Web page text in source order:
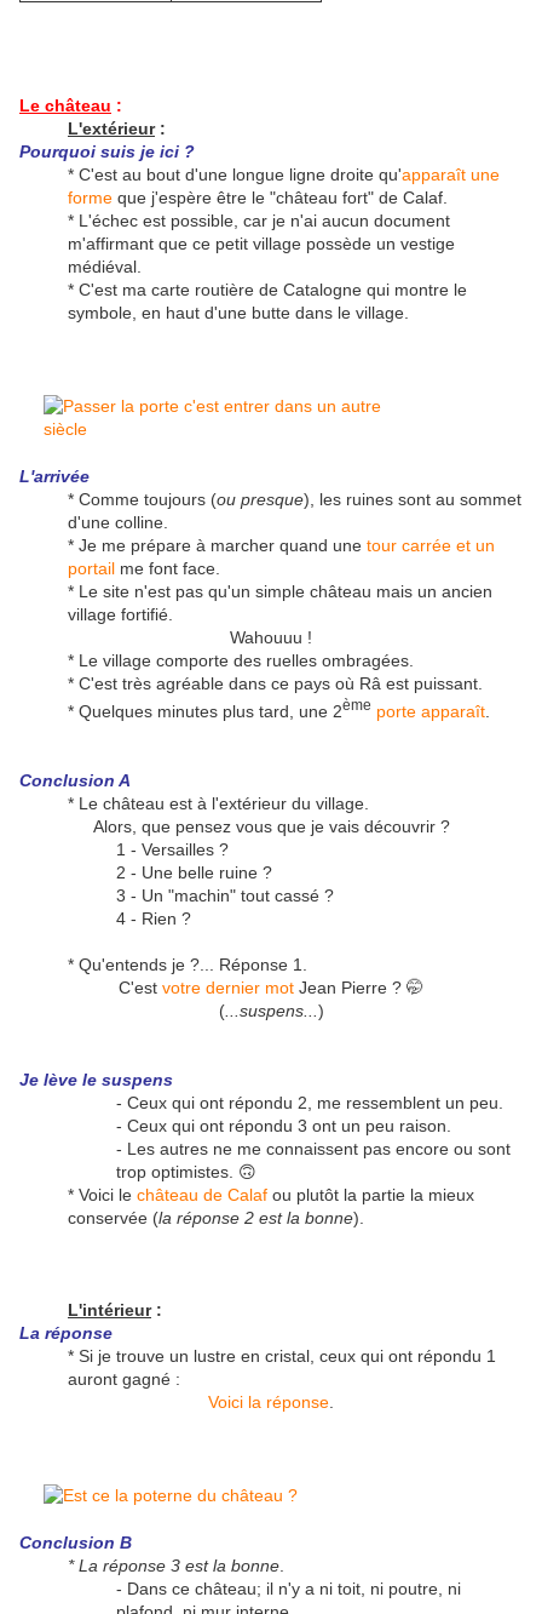
Le château :
L'extérieur:
Pourquoi suis je ici ?
* C'est au bout d'une longue ligne droite qu'apparaît une
forme que j'espère être le "château fort" de Calaf.
* L'échec est possible, car je n'ai aucun document
m'affirmant que ce petit village possède un vestige
médiéval.
* C'est ma carte routière de Catalogne qui montre le
symbole, en haut d'une butte dans le village.
L'arrivée
* Comme toujours (ou presque), les ruines sont au sommet
d'une colline.
* Je me prépare à marcher quand une tour carrée et un
portail me font face.
* Le site n'est pas qu'un simple château mais un ancien
village fortifié.
Wahouuu !
* Le village comporte des ruelles ombragées.
* C'est très agréable dans ce pays où Râ est puissant.
* Quelques minutes plus tard, une 2ème porte apparaît
Conclusion A
* Le château est à l'extérieur du village.
Alors, que pensez vous que je vais découvrir ?
1 - Versailles ?
2 - Une belle ruine ?
3 - Un "machin" tout cassé ?
4 - Rien ?
* Qu'entends je ?... Réponse 1.
C'est votre dernier mot Jean Pierre ? 🤭
(...suspens... )
Je lève le suspens
- Ceux qui ont répondu 2, me ressemblent un peu.
- Ceux qui ont répondu 3 ont un peu raison.
- Les autres ne me connaissent pas encore ou sont
trop optimistes. 🙃
* Voici le château de Calaf ou plutôt la partie la mieux
conservée (la réponse 2 est la bonne).
L'intérieur:
La réponse
* Si je trouve un lustre en cristal, ceux qui ont répondu 1
auront gagné :
Voici la réponse
Conclusion B
* La réponse 3 est la bonne
- Dans ce château; il n'y a ni toit, ni poutre, ni